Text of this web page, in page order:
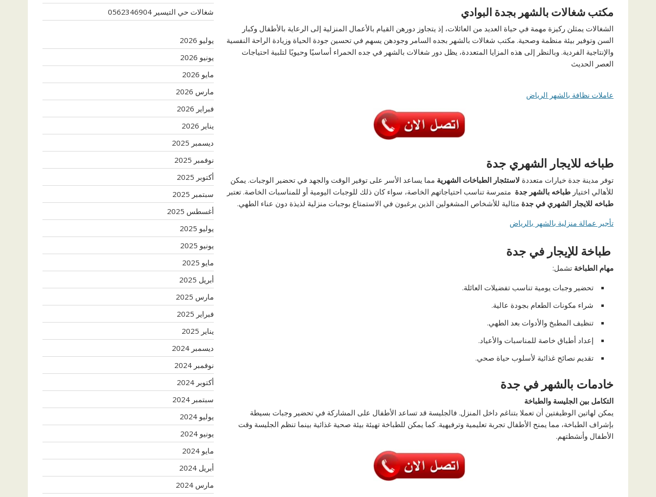
مكتب شغالات بالشهر بجدة البوادي
الشغالات يمثلن ركيزة مهمة في حياة العديد من العائلات، إذ يتجاوز دورهن القيام بالأعمال المنزلية إلى الرعاية بالأطفال وكبار
السن وتوفير بيئة منظمة وصحية. مكتب شغالات بالشهر بجده السامر وجودهن يسهم في تحسين جودة الحياة وزيادة الراحة النفسية
والإنتاجية الفردية. وبالنظر إلى هذه المزايا المتعددة، يظل دور شغالات بالشهر في جده الحمراء أساسيًا وحيويًا لتلبية احتياجات
العصر الحديث
عاملات نظافة بالشهر الرياض
طباخه للايجار الشهري جدة
توفر مدينة جدة خيارات متعددة لاستئجار الطباخات الشهرية مما يساعد الأسر على توفير الوقت والجهد في تحضير الوجبات. يمكن
للأهالي اختيار طباخه بالشهر جدة متمرسة تناسب احتياجاتهم الخاصة، سواء كان ذلك للوجبات اليومية أو للمناسبات الخاصة. تعتبر
طباخه للايجار الشهري في جدة مثالية للأشخاص المشغولين الذين يرغبون في الاستمتاع بوجبات منزلية لذيذة دون عناء الطهي.
تأجير عمالة منزلية بالشهر بالرياض
طباخة للإيجار في جدة
مهام الطباخة تشمل:
تحضير وجبات يومية تناسب تفضيلات العائلة.
شراء مكونات الطعام بجودة عالية.
تنظيف المطبخ والأدوات بعد الطهي.
إعداد أطباق خاصة للمناسبات والأعياد.
تقديم نصائح غذائية لأسلوب حياة صحي.
خادمات بالشهر في جدة
التكامل بين الجليسة والطباخة
يمكن لهاتين الوظيفتين أن تعملا بتناغم داخل المنزل. فالجليسة قد تساعد الأطفال على المشاركة في تحضير وجبات بسيطة
بإشراف الطباخة، مما يمنح الأطفال تجربة تعليمية وترفيهية. كما يمكن للطباخة تهيئة بيئة صحية غذائية بينما تنظم الجليسة وقت
الأطفال وأنشطتهم.
شغالات حي التيسير 0562346904
يوليو 2026
يونيو 2026
مايو 2026
مارس 2026
فبراير 2026
يناير 2026
ديسمبر 2025
نوفمبر 2025
أكتوبر 2025
سبتمبر 2025
أغسطس 2025
يوليو 2025
يونيو 2025
مايو 2025
أبريل 2025
مارس 2025
فبراير 2025
يناير 2025
ديسمبر 2024
نوفمبر 2024
أكتوبر 2024
سبتمبر 2024
يوليو 2024
يونيو 2024
مايو 2024
أبريل 2024
مارس 2024